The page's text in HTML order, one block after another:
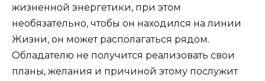
жизненной энергетики, при этом
необязательно, чтобы он находился на линии
Жизни, он может располагаться рядом.
Обладателю не получится реализовать свои
планы, желания и причиной этому послужит